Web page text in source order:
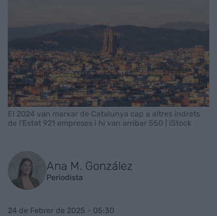
El 2024 van marxar de Catalunya cap a altres indrets
de l'Estat 921 empreses i hi van arribar 550 | iStock
Ana M. González
Periodista
24 de Febrer de 2025 - 05:30